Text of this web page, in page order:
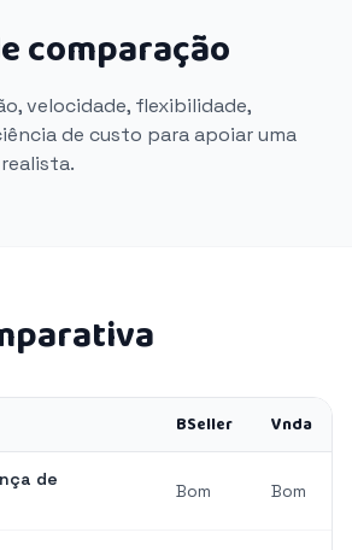
comparação
velocidade, flexibilidade,
de custo para apoiar uma
BSeller Vnda
de
Bom Bom